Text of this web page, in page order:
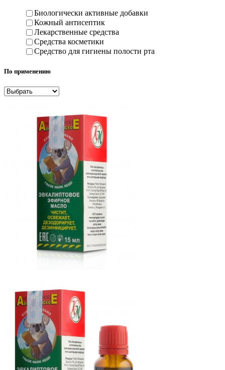
Биологически активные добавки
Кожный антисептик
Лекарственные средства
Средства косметики
Средство для гигиены полости рта
По применению